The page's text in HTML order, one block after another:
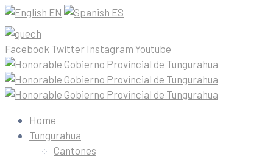
EN ES
Facebook Twitter Instagram Youtube
Home
Tungurahua
Cantones